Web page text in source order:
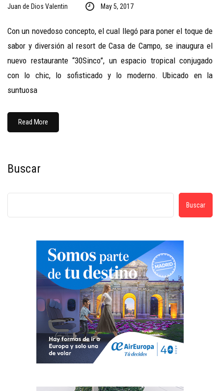
Juan de Dios Valentin May 5, 2017
Con un novedoso concepto, el cual llegó para poner el toque de
sabor y diversión al resort de Casa de Campo, se inaugura el
nuevo restaurante “30Sinco”, un espacio tropical conjugado
con lo chic, lo sofisticado y lo moderno. Ubicado en la
suntuosa
Read More
Buscar
Buscar